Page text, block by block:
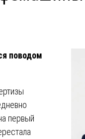
поводом
первый